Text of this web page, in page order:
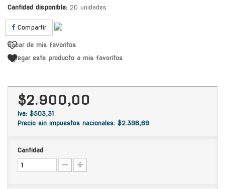
Cantidad disponible: 20 unidades
Compartir
Sacar de mis favoritos
Agregar este producto a mis favoritos
$2.900,00
Iva: $503,31
Precio sin impuestos nacionales: $2.396,69
Cantidad